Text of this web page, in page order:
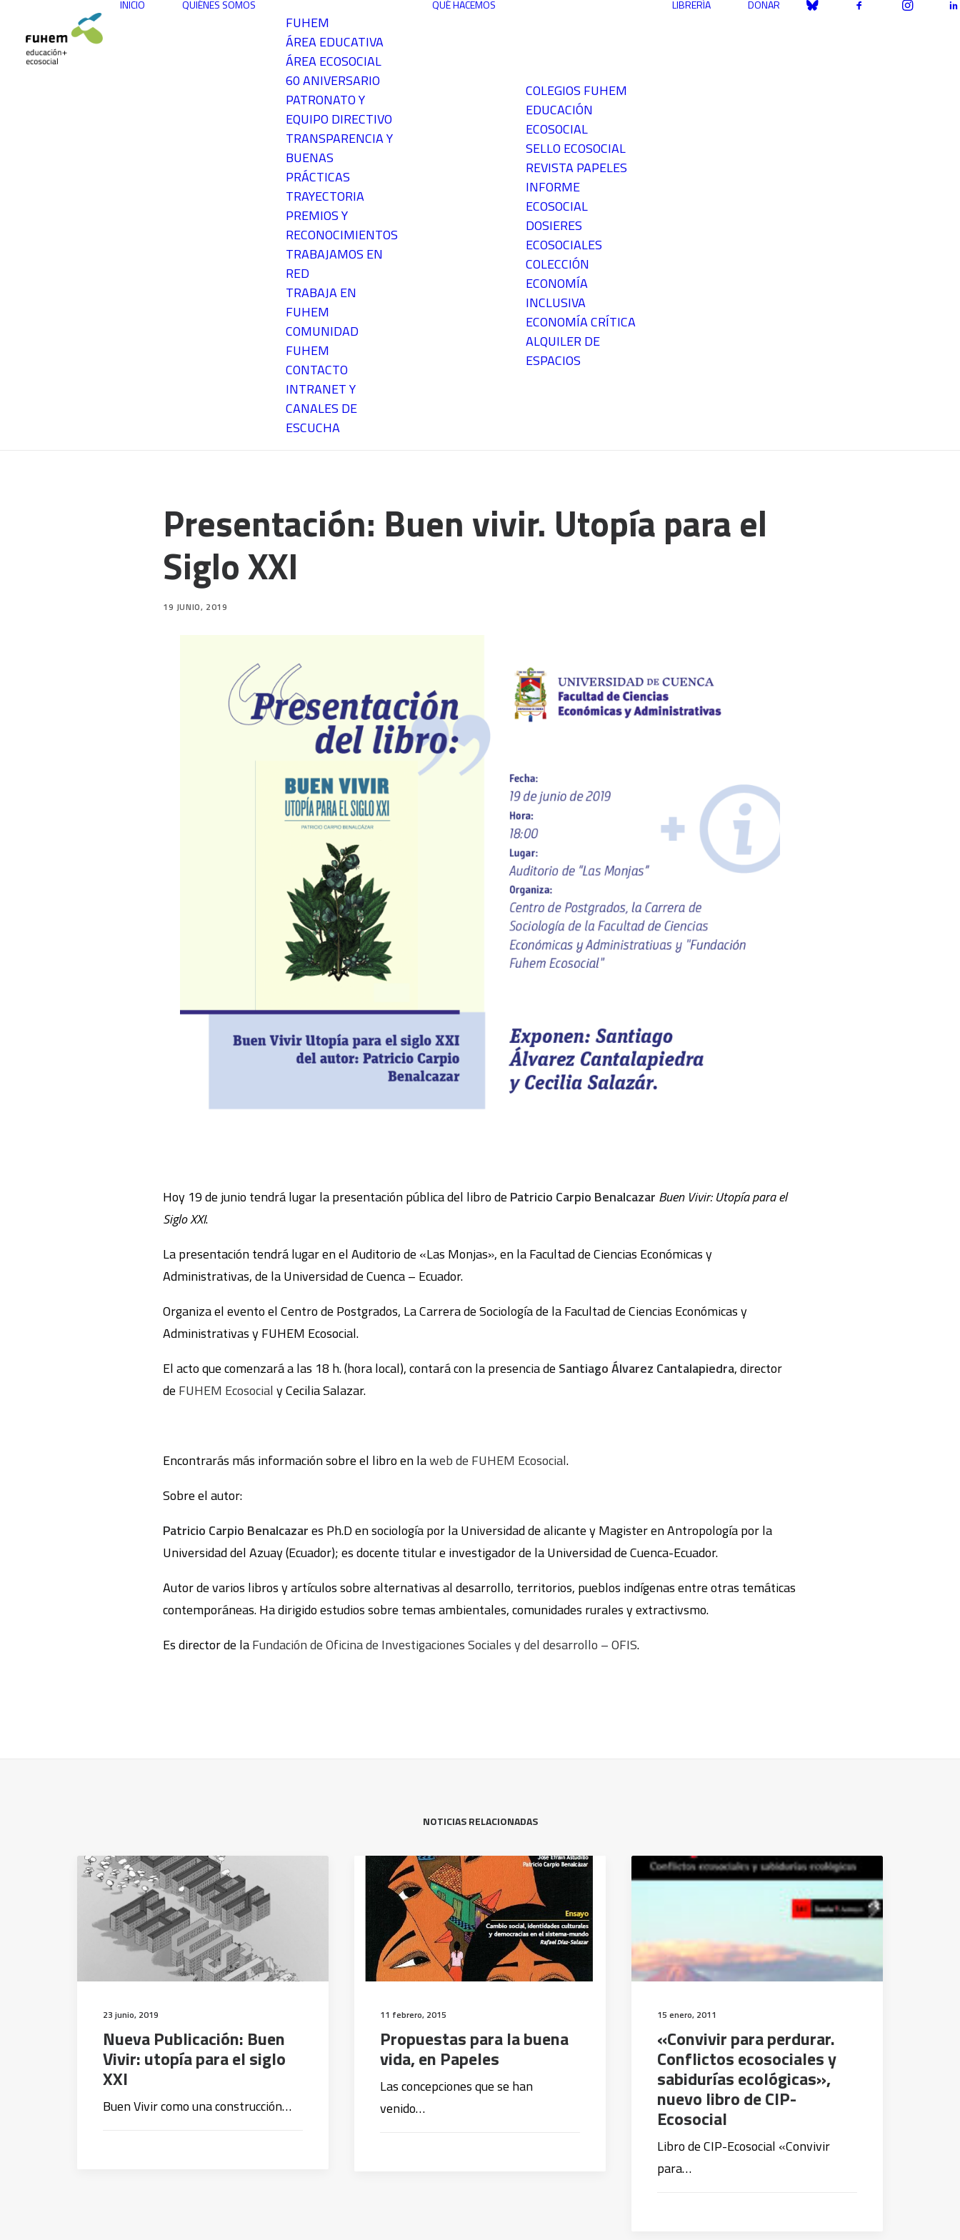
INICIO QUIÉNES SOMOS
FUHEM
ÁREA EDUCATIVA
ÁREA ECOSOCIAL
60 ANIVERSARIO
PATRONATO Y
EQUIPO DIRECTIVO
TRANSPARENCIA Y
BUENAS
PRÁCTICAS
TRAYECTORIA
PREMIOS Y
RECONOCIMIENTOS
TRABAJAMOS EN
RED
TRABAJA EN
FUHEM
COMUNIDAD
FUHEM
CONTACTO
INTRANET Y
CANALES DE
ESCUCHA
QUÉ HACEMOS
COLEGIOS FUHEM
EDUCACIÓN
ECOSOCIAL
SELLO ECOSOCIAL
REVISTA PAPELES
INFORME
ECOSOCIAL
DOSIERES
ECOSOCIALES
COLECCIÓN
ECONOMÍA
INCLUSIVA
ECONOMÍA CRÍTICA
ALQUILER DE
ESPACIOS
LIBRERÍA DONAR
Presentación: Buen vivir. Utopía para el
Siglo XXI
19 JUNIO, 2019
Hoy 19 de junio tendrá lugar la presentación pública del libro de Patricio Carpio Benalcazar Buen Vivir: Utopía para el
Siglo XXI.
La presentación tendrá lugar en el Auditorio de «Las Monjas», en la Facultad de Ciencias Económicas y
Administrativas, de la Universidad de Cuenca – Ecuador.
Organiza el evento el Centro de Postgrados, La Carrera de Sociología de la Facultad de Ciencias Económicas y
Administrativas y FUHEM Ecosocial.
El acto que comenzará a las 18 h. (hora local), contará con la presencia de Santiago Álvarez Cantalapiedra, director
de FUHEM Ecosocial y Cecilia Salazar.
Encontrarás más información sobre el libro en laweb de FUHEM Ecosocial.
Sobre el autor:
Patricio Carpio Benalcazares Ph.D en sociología por la Universidad de alicante y Magister en Antropología por la
Universidad del Azuay (Ecuador); es docente titular e investigador de la Universidad de Cuenca-Ecuador.
Autor de varios libros y artículos sobre alternativas al desarrollo, territorios, pueblos indígenas entre otras temáticas
contemporáneas. Ha dirigido estudios sobre temas ambientales, comunidades rurales y extractivsmo.
Es director de laFundación de Oficina de Investigaciones Sociales y del desarrollo – OFIS.
NOTICIAS RELACIONADAS
23 junio, 2019
Nueva Publicación: Buen
Vivir: utopía para el siglo
XXI
Buen Vivir como una construcción…
11 febrero, 2015
Propuestas para la buena
vida, en Papeles
Las concepciones que se han
venido…
15 enero, 2011
«Convivir para perdurar.
Conflictos ecosociales y
sabidurías ecológicas»,
nuevo libro de CIP-
Ecosocial
Libro de CIP-Ecosocial «Convivir
para…